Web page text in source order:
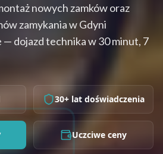
nowych zamków oraz
zamykania w Gdyni
dojazd technika w 30 minut, 7
30+ lat doświadczenia
Uczciwe ceny